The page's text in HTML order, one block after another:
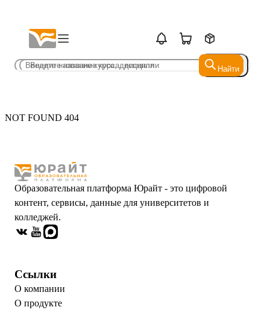
Найти
Найти
NOT FOUND 404
Образовательная платформа Юрайт - это цифровой
контент, сервисы, данные для университетов и
колледжей.
Ссылки
О компании
О продукте